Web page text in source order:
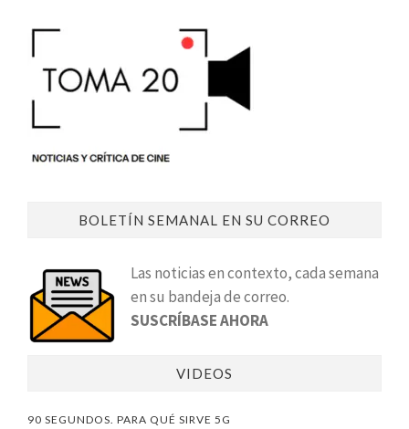
BOLETÍN SEMANAL EN SU CORREO
Las noticias en contexto, cada semana
en su bandeja de correo.
SUSCRÍBASE AHORA
VIDEOS
90 SEGUNDOS. PARA QUÉ SIRVE 5G